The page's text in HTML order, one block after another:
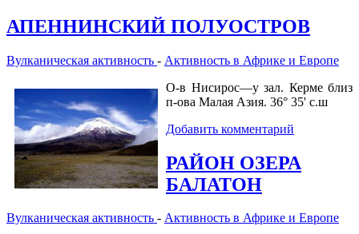
АПЕННИНСКИЙ ПОЛУОСТРОВ
Вулканическая активность - Активность в Африке и Европе
О-в Нисирос—у зал. Керме близ
п-ова Малая Азия. 36° 35' с.ш
Добавить комментарий
РАЙОН ОЗЕРА
БАЛАТОН
Вулканическая активность - Активность в Африке и Европе